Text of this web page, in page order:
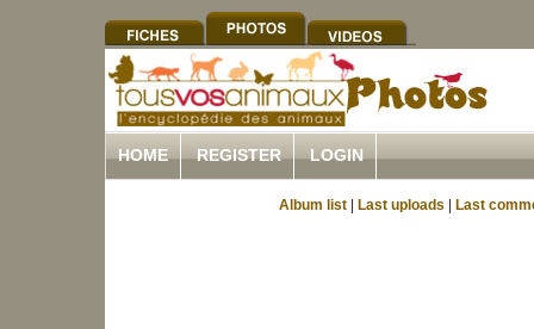
HOME REGISTER LOGIN
Album list Last uploads Last